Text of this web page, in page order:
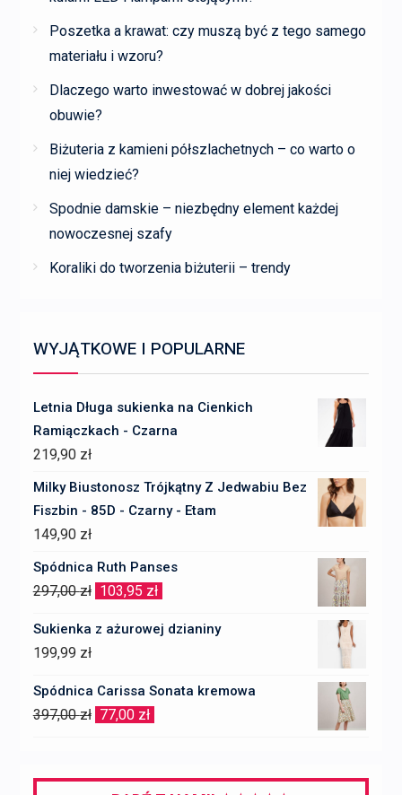
Poszetka a krawat: czy muszą być z tego samego
materiału i wzoru?
Dlaczego warto inwestować w dobrej jakości
obuwie?
Biżuteria z kamieni półszlachetnych – co warto o
niej wiedzieć?
Spodnie damskie – niezbędny element każdej
nowoczesnej szafy
Koraliki do tworzenia biżuterii – trendy
WYJĄTKOWE I POPULARNE
Letnia Długa sukienka na Cienkich
Ramiączkach - Czarna
219,90 zł
Milky Biustonosz Trójkątny Z Jedwabiu Bez
Fiszbin - 85D - Czarny - Etam
149,90 zł
Spódnica Ruth Panses
297,00zł Pierwotna
103,95 zł
wynosi:
Sukienka z ażurowej dzianiny
199,99 zł
Spódnica Carissa Sonata kremowa
397,00zł Pierwotna
397,00 zł.
77,00 zł